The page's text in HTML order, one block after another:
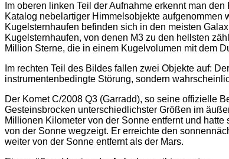
Im oberen linken Teil der Aufnahme erkennt man
Katalog nebelartiger Himmelsobjekte
Kugelsternhaufen befinden sich in den meisten
Kugelsternhaufen, von denen M3 zu den hellsten
Million Sterne, die in einem Kugelvolumen mit dem
Im rechten Teil des Bildes fallen zwei Objekte auf:
instrumentenbedingte Störung, sondern
Der Komet C/2008 Q3 (Garradd), so seine offizielle
Gesteinsbrocken unterschiedlichster Größen im
Millionen Kilometer von der Sonne entfernt und
von der Sonne wegzeigt. Er erreichte den
weiter von der Sonne entfernt als der Mars.